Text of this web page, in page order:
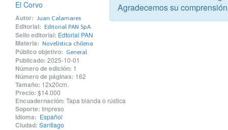
El Corvo
Autor: Juan Calamares
Editorial: Editorial PAN SpA
Sello editorial: Edtorial PAN
Materia: Novelística chilena
Público objetivo: General
Publicado: 2025-10-01
Número de edición: 1
Número de páginas: 162
Tamaño: 12x20cm.
Precio: $14.000
Encuadernación: Tapa blanda o rústica
Soporte: Impreso
Idioma: Español
Ciudad: Santiago
Agradecemos su